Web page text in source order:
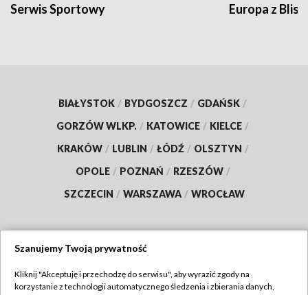
Serwis Sportowy Europa z
BIAŁYSTOK / BYDGOSZCZ / GDAŃSK /
GORZÓW WLKP. / KATOWICE / KIELCE /
KRAKÓW / LUBLIN / ŁÓDŹ / OLSZTYN /
OPOLE / POZNAŃ / RZESZÓW /
SZCZECIN / WARSZAWA / WROCŁAW
TVP
Szanujemy Twoją prywatność
Kliknij "Akceptuję i przechodzę do serwisu", aby wyrazić zgody na
korzystanie z technologii automatycznego śledzenia i zbierania danych,